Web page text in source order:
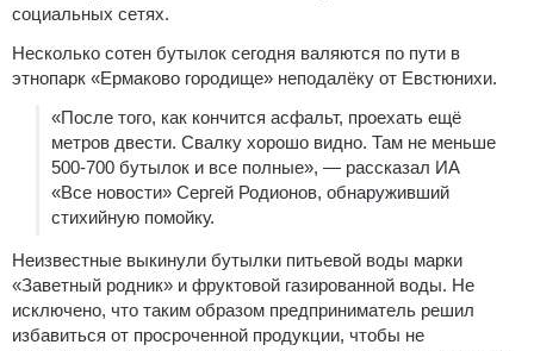
социальных сетях.
Несколько сотен бутылок сегодня валяются по пути в
этнопарк «Ермаково городище» неподалёку от Евстюнихи.
«После того, как кончится асфальт, проехать ещё
метров двести. Свалку хорошо видно. Там не меньше
500-700 бутылок и все полные», — рассказал ИА
«Все новости» Сергей Родионов, обнаруживший
стихийную помойку.
Неизвестные выкинули бутылки питьевой воды марки
«Заветный родник» и фруктовой газированной воды. Не
исключено, что таким образом предприниматель решил
избавиться от просроченной продукции, чтобы не